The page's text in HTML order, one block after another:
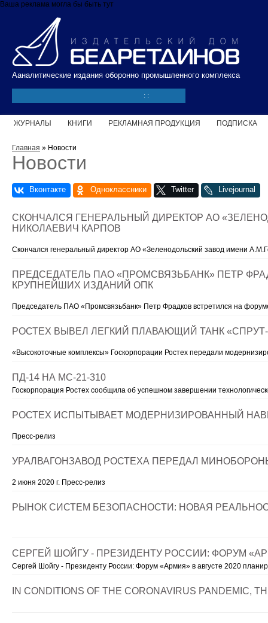
Перейти к основному содержанию
Ваша реклама могла бы быть тут
Ааналитические издания оборонно промышленного комплекса
: :
ЖУРНАЛЫ КНИГИ РЕКЛАМНАЯ ПРОДУКЦИЯ ПОДПИСКА
Вы здесь
Главная » Новости
Новости
СКОНЧАЛСЯ ГЕНЕРАЛЬНЫЙ ДИРЕКТОР АО
НИКОЛАЕВИЧ КАРПОВ
Скончался генеральный директор АО «Зеленодольский завод имени
ПРЕДСЕДАТЕЛЬ ПАО «ПРОМСВЯЗЬБАНК» ПЕТР
КРУПНЕЙШИХ ИЗДАНИЙ ОПК
Председатель ПАО «Промсвязьбанк» Петр Фрадков встретился на
РОСТЕХ ВЫВЕЛ ЛЕГКИЙ ПЛАВАЮЩИЙ ТАНК
«Высокоточные комплексы» Госкорпорации Ростех передали
ПД-14 НА МС-21-310
Госкорпорация Ростех сообщила об успешном завершении
РОСТЕХ ИСПЫТЫВАЕТ МОДЕРНИЗИРОВАННЫЙ
Пресс-релиз
УРАЛВАГОНЗАВОД РОСТЕХА ПЕРЕДАЛ
2 июня 2020 г. Пресс-релиз
РЫНОК СИСТЕМ БЕЗОПАСНОСТИ: НОВАЯ
СЕРГЕЙ ШОЙГУ - ПРЕЗИДЕНТУ РОССИИ: ФОРУМ
Сергей Шойгу - Президенту России: Форум «Армия» в августе 2020
IN CONDITIONS OF THE CORONAVIRUS PANDEMIC,
Страницы